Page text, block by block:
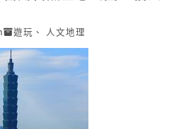
遊玩 、 人文地理